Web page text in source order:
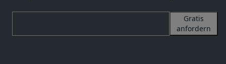
Gratis
anfordern